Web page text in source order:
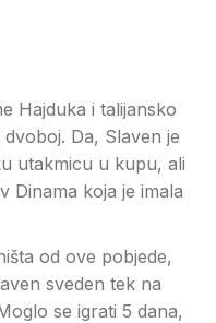
Hajduka i talijansko
Da, Slaven je
utakmicu u kupu, ali
Dinama koja je imala
od ove pobjede,
sveden tek na
se igrati 5 dana,